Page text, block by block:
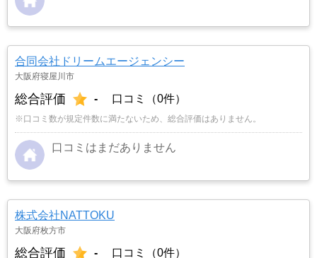
合同会社ドリームエージェンシー
大阪府寝屋川市
総合評価 - 口コミ（0件）
※口コミ数が規定件数に満たないため、総合評価はありません。
口コミはまだありません
株式会社NATTOKU
大阪府枚方市
総合評価 - 口コミ（0件）